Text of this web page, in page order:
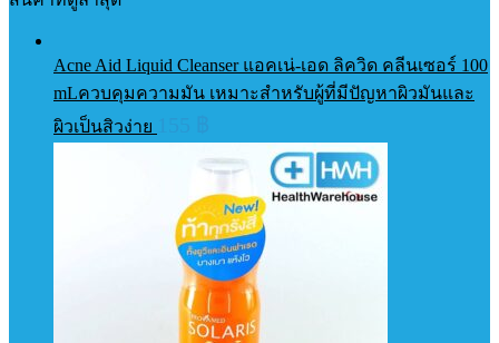
Acne Aid Liquid Cleanser แอคเน่-เอด ลิควิด คลีนเซอร์ 100
mLควบคุมความมัน เหมาะสำหรับผู้ที่มีปัญหาผิวมันและ
ผิวเป็นสิวง่าย